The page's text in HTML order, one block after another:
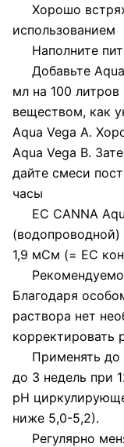
Хорошо
использованием
Наполните
Добавьте Aqua
мл на 100
веществом, как
Aqua Vega A.
Aqua Vega B.
дайте смеси
часы
EC CANNA
(водопроводной)
1,9 мСм (= EC
Благодаря
раствора нет
корректировать
Применять до
до 3 недель при
рН
ниже 5,0-5,2).
Регулярно